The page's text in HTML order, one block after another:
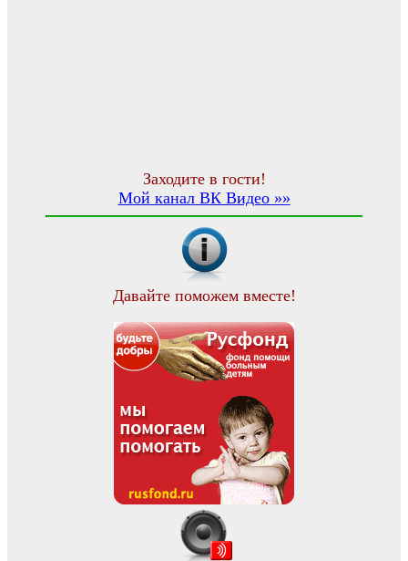
Заходите в гости!
Мой канал ВК Видео »»
Давайте поможем вместе!